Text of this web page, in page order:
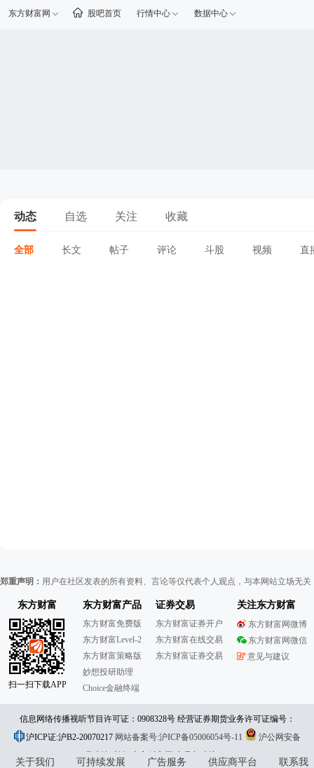
东方财富网 股吧首页 行情中心 数据中心
动态 自选 关注 收藏
全部 长文 帖子 评论 斗股 视频 直
郑重声明： 用户在社区发表的所有资料、言论等仅代表个人观点，与本网站立场无
东方财富
扫一扫下载APP
东方财富产品
东方财富免费版
东方财富Level-2
东方财富策略版
妙想投研助理
Choice金融终端
证券交易
东方财富证券开户
东方财富在线交易
东方财富证券交易
关注东方财富
东方财富网微博
东方财富网微信
意见与建议
信息网络传播视听节目许可证：0908328号 经营证券期货业务许可证编号：
913101046312860336 违法和不良信息举报:021-61278686 举报邮箱：
jubao@eastmoney.com
沪ICP证:沪B2-20070217 网站备案号:沪ICP备05006054号-11
沪公网安备
31010402000120号版权所有:东方财富网意见与建议:4000300059/952500
关于我们 可持续发展 广告服务 供应商平台
联系我